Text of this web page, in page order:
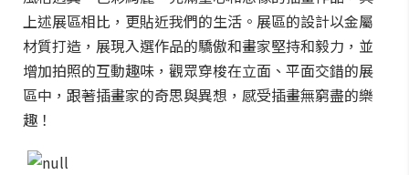
上述展區相比，更貼近我們的生活。展區的設計以金屬
材質打造，展現入選作品的驕傲和畫家堅持和毅力，並
增加拍照的互動趣味，觀眾穿梭在立面、平面交錯的展
區中，跟著插畫家的奇思與異想，感受插畫無窮盡的樂
趣！